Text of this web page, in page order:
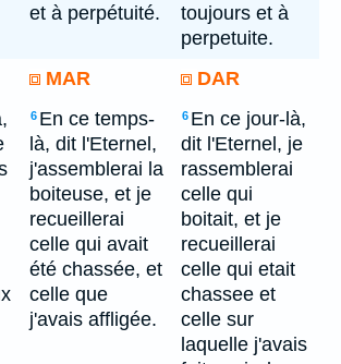
et à perpétuité.
toujours et à
perpetuite.
MAR DAR
6 En ce temps-
là, dit l'Eternel,
j'assemblerai la
boiteuse, et je
recueillerai
celle qui avait
été chassée, et
celle que
j'avais affligée.
6 En ce jour-là,
dit l'Eternel, je
rassemblerai
celle qui
boitait, et je
recueillerai
celle qui etait
chassee et
celle sur
laquelle j'avais